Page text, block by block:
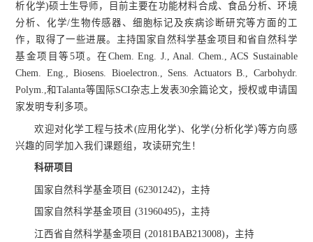
析化学)硕士生导师，目前主要在功能材料合成、食品分析、环境
分析、化学/生物传感器、细胞标记及疾病诊断研究等方面的工
作，取得了一些进展。主持国家自然科学基金项目和省自然科学
基金项目等5项。在Chem. Eng. J., Anal. Chem., ACS Sustainable
Chem. Eng., Biosens. Bioelectron., Sens. Actuators B., Carbohydr.
Polym.,和Talanta等国际SCI杂志上发表30余篇论文，授权或申请国
家发明专利多项。
欢迎对化学工程与技术(应用化学)、化学(分析化学)等方向感
兴趣的同学加入我们课题组，攻读研究生！
科研项目
国家自然科学基金项目 (62301242)，主持
国家自然科学基金项目 (31960495)，主持
江西省自然科学基金项目 (20181BAB213008)，主持